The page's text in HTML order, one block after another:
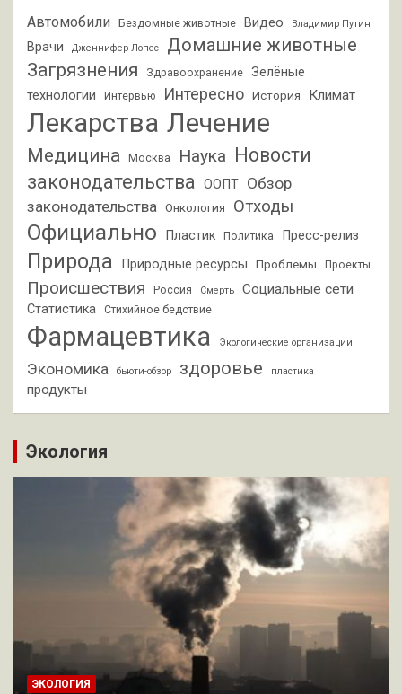
Автомобили Бездомные животные Видео Владимир Путин
Врачи Дженнифер Лопес
Домашние животные
Загрязнения
Здравоохранение
Зелёные
технологии
Интервью Интересно История Климат
Лекарства Лечение
Медицина Москва Наука Новости
законодательства ООПТ Обзор
законодательства Онкология Отходы
Официально Пластик Политика Пресс-релиз
Природа Природные ресурсы Проблемы Проекты
Происшествия Россия Смерть Социальные сети
Статистика Стихийное бедствие
Фармацевтика Экологические организации
Экономика бьюти-обзор здоровье пластика
продукты
Экология
ЭКОЛОГИЯ